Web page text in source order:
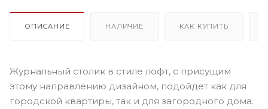
ОПИСАНИЕ НАЛИЧИЕ КАК КУПИТЬ
Журнальный столик в стиле лофт, с присущим
этому направлению дизайном, подойдет как для
городской квартиры, так и для загородного дома.